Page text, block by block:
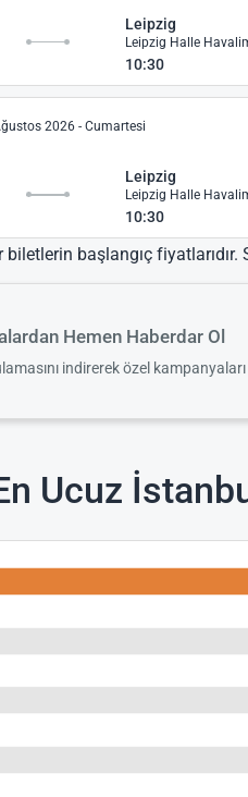
Leipzig
Leipzig Halle
10:30
2026 - Cumartesi
Leipzig
Leipzig Halle
10:30
başlangıç
Hemen Haberdar Ol
indirerek özel
Ucuz